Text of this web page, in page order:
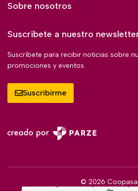
Sobre nosotros
Suscríbete a nuestro
Suscríbete para recibir noticias sobre
promociones y eventos.
Suscribirme
© 2026